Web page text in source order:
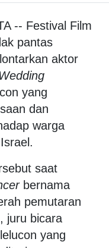
-- Festival Film
pantas
aktor
yang
dan
warga
saat
bernama
pemutaran
juru bicara
yang